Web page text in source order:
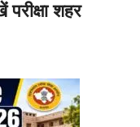
शहर